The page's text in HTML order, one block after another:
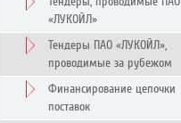
«ЛУКОЙЛ»
Тендеры ПАО «ЛУКОЙЛ»,
проводимые за рубежом
Финансирование цепочки
поставок